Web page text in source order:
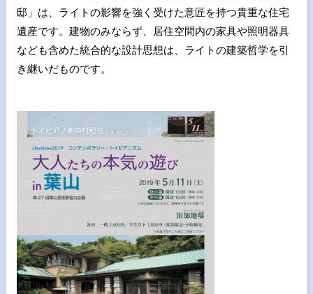
邸」は、ライトの影響を強く受けた意匠を持つ貴重な住宅
遺産です。建物のみならず、居住空間内の家具や照明器具
なども含めた統合的な設計思想は、ライトの建築哲学を引
き継いだものです。